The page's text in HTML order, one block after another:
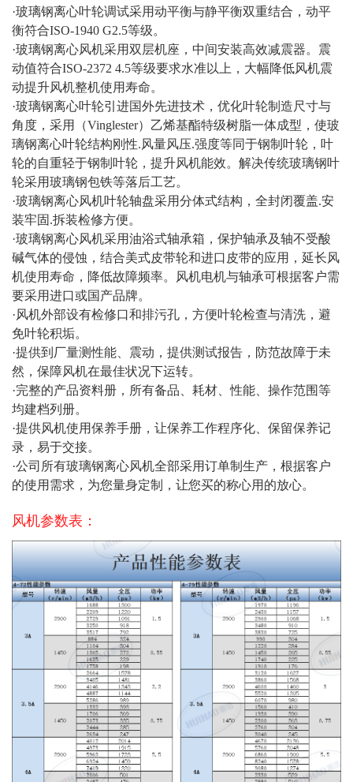
·玻璃钢离心叶轮调试采用动平衡与静平衡双重结合，动平
衡符合ISO-1940 G2.5等级。
·玻璃钢离心风机采用双层机座，中间安装高效减震器。震
动值符合ISO-2372 4.5等级要求水准以上，大幅降低风机震
动提升风机整机使用寿命。
·玻璃钢离心叶轮引进国外先进技术，优化叶轮制造尺寸与
角度，采用（Vinglester）乙烯基酯特级树脂一体成型，使玻
璃钢离心叶轮结构刚性.风量风压.强度等同于钢制叶轮，叶
轮的自重轻于钢制叶轮，提升风机能效。解决传统玻璃钢叶
轮采用玻璃钢包铁等落后工艺。
·玻璃钢离心风机叶轮轴盘采用分体式结构，全封闭覆盖.安
装牢固.拆装检修方便。
·玻璃钢离心风机采用油浴式轴承箱，保护轴承及轴不受酸
碱气体的侵蚀，结合美式皮带轮和进口皮带的应用，延长风
机使用寿命，降低故障频率。风机电机与轴承可根据客户需
要采用进口或国产品牌。
·风机外部设有检修口和排污孔，方便叶轮检查与清洗，避
免叶轮积垢。
·提供到厂量测性能、震动，提供测试报告，防范故障于未
然，保障风机在最佳状况下运转。
·完整的产品资料册，所有备品、耗材、性能、操作范围等
均建档列册。
·提供风机使用保养手册，让保养工作程序化、保留保养记
录，易于交接。
·公司所有玻璃钢离心风机全部采用订单制生产，根据客户
的使用需求，为您量身定制，让您买的称心用的放心。
风机参数表：